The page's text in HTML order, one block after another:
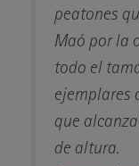
peatones
Maó por la
todo el
ejemplares
que
de altura.